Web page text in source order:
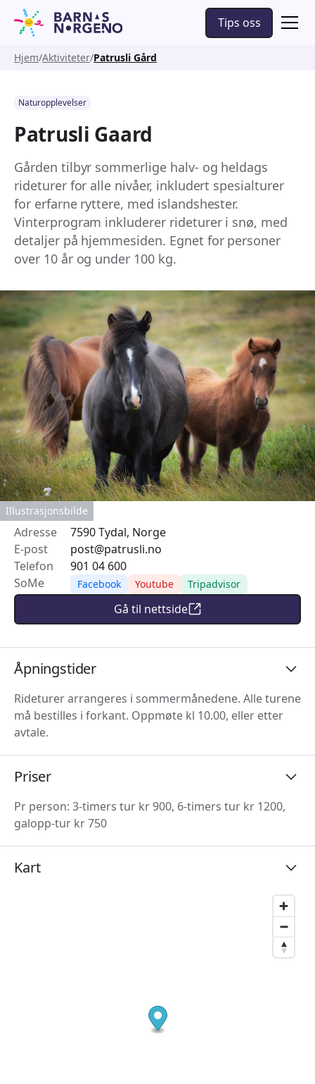
Tips oss
Hjem Aktiviteter Patrusli Gård
Naturopplevelser
Patrusli Gaard
Gården tilbyr sommerlige halv- og heldags
rideturer for alle nivåer, inkludert spesialturer
for erfarne ryttere, med islandshester.
Vinterprogram inkluderer rideturer i snø, med
detaljer på hjemmesiden. Egnet for personer
over 10 år og under 100 kg.
Illustrasjonsbilde
Adresse
7590 Tydal, Norge
E-post
post@patrusli.no
Telefon
901 04 600
SoMe
Facebook Youtube Tripadvisor
Gå til nettside
Åpningstider
Rideturer arrangeres i sommermånedene. Alle turene
må bestilles i forkant. Oppmøte kl 10.00, eller etter
avtale.
Priser
Pr person: 3-timers tur kr 900, 6-timers tur kr 1200,
galopp-tur kr 750
Kart